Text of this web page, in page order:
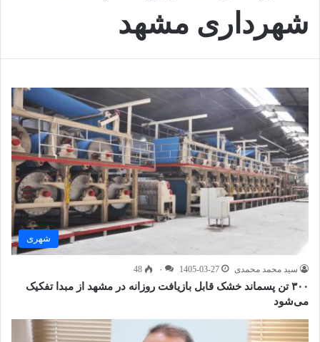
شهرداری مشهد
شهری
سید محمد محمدی 1405-03-27 ۰ 48
۳۰۰ تن پسماند خشک قابل بازیافت روزانه در مشهد از مبدا تفکیک
می‌شود